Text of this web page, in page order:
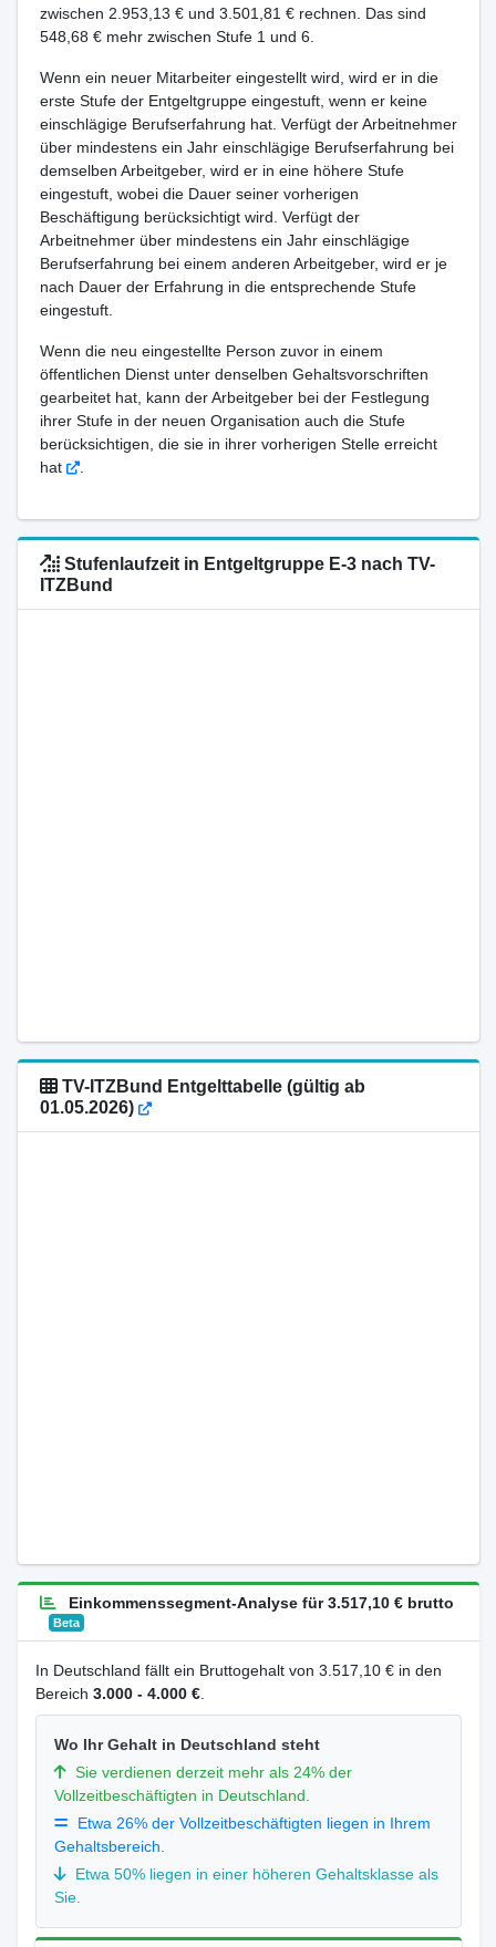
zwischen 2.953,13 € und 3.501,81 € rechnen. Das sind
548,68 € mehr zwischen Stufe 1 und 6.
Wenn ein neuer Mitarbeiter eingestellt wird, wird er in die
erste Stufe der Entgeltgruppe eingestuft, wenn er keine
einschlägige Berufserfahrung hat. Verfügt der Arbeitnehmer
über mindestens ein Jahr einschlägige Berufserfahrung bei
demselben Arbeitgeber, wird er in eine höhere Stufe
eingestuft, wobei die Dauer seiner vorherigen
Beschäftigung berücksichtigt wird. Verfügt der
Arbeitnehmer über mindestens ein Jahr einschlägige
Berufserfahrung bei einem anderen Arbeitgeber, wird er je
nach Dauer der Erfahrung in die entsprechende Stufe
eingestuft.
Wenn die neu eingestellte Person zuvor in einem
öffentlichen Dienst unter denselben Gehaltsvorschriften
gearbeitet hat, kann der Arbeitgeber bei der Festlegung
ihrer Stufe in der neuen Organisation auch die Stufe
berücksichtigen, die sie in ihrer vorherigen Stelle erreicht
hat
.
Stufenlaufzeit in Entgeltgruppe E-3 nach TV-
ITZBund
TV-ITZBund Entgelttabelle (gültig ab
01.05.2026)
Einkommenssegment-Analyse für 3.517,10 € brutto
Beta
In Deutschland fällt ein Bruttogehalt von 3.517,10 € in den
Bereich 3.000 - 4.000 €.
Wo Ihr Gehalt in Deutschland steht
Sie verdienen derzeit mehr als 24% der
Vollzeitbeschäftigten in Deutschland.
Etwa 26% der Vollzeitbeschäftigten liegen in Ihrem
Gehaltsbereich.
Etwa 50% liegen in einer höheren Gehaltsklasse als
Sie.